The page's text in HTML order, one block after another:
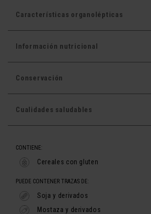
Características organolépticas
Información nutricional
Conservación
Cualidades saludables
CONTIENE:
Cereales con gluten
PUEDE CONTENER TRAZAS DE:
Soja y derivados
Mostaza y derivados